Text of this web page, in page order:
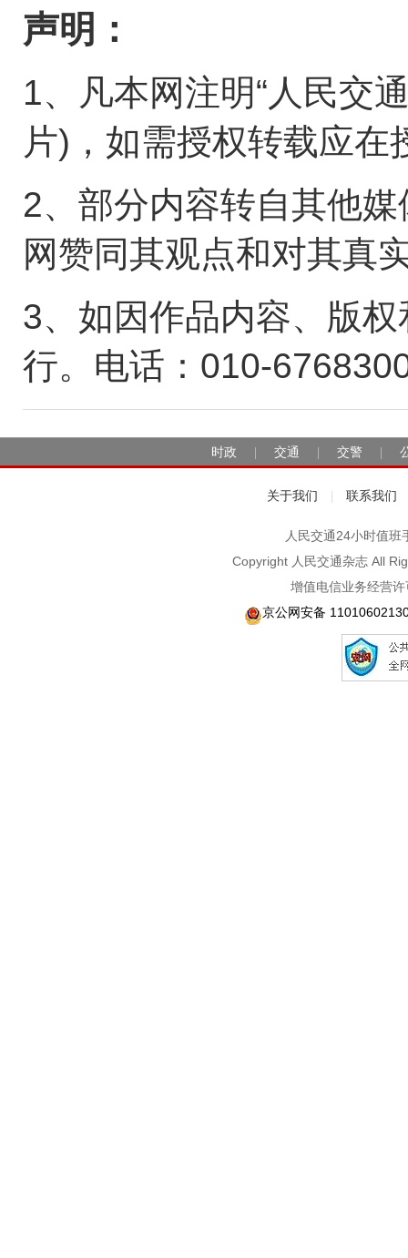
声明：
1、凡本网注明“人民交
片)，如需授权转载应
2、部分内容转自其他
网赞同其观点和对其真
3、如因作品内容、版
行。电话：010-
时政 交通 交警
关于我们 联系我们
人民交通24小时值
Copyright 人民交通杂志 All
增值电信业务经营
京公网安备